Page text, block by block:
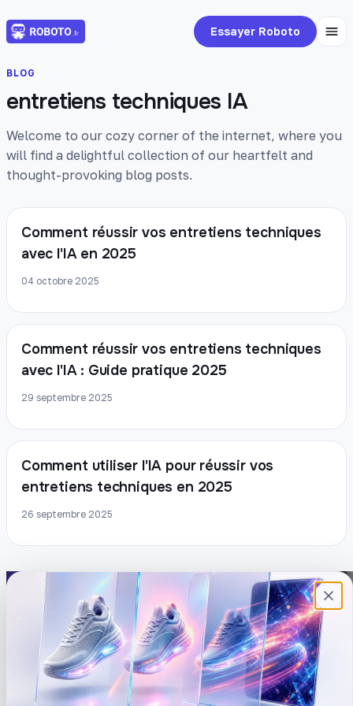
Essayer Roboto
BLOG
entretiens techniques IA
Welcome to our cozy corner of the internet, where you
will find a delightful collection of our heartfelt and
thought-provoking blog posts.
Comment réussir vos entretiens techniques
avec l'IA en 2025
04 octobre 2025
Comment réussir vos entretiens techniques
avec l'IA : Guide pratique 2025
29 septembre 2025
Comment utiliser l'IA pour réussir vos
entretiens techniques en 2025
26 septembre 2025
Plateforme française de création de
contenu avec l’IA. Demandez, Roboto crée.
DÉCOUVRIR
Prompts
COMPTE
Connexion